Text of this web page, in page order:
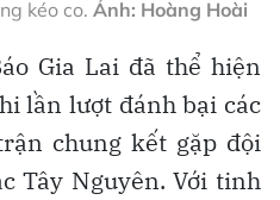
kéo co. Ảnh: Hoàng Hoài
Gia Lai đã thể hiện
lần lượt đánh bại các
chung kết gặp đội
Tây Nguyên. Với tinh